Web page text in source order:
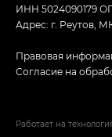
ИНН 5024090179
Адрес: г. Реутов,
Правовая
Согласие на
Работает на